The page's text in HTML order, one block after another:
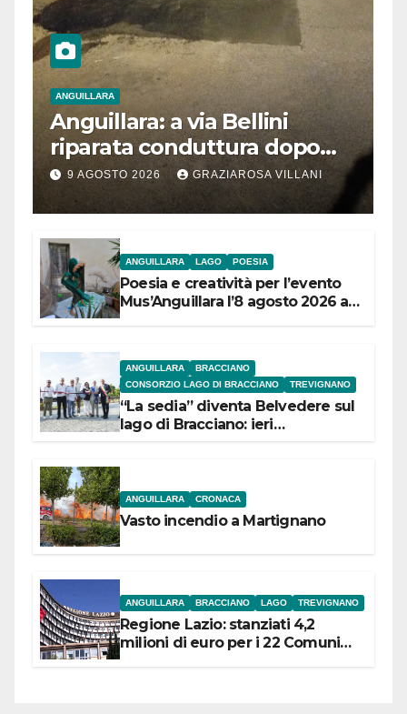
ANGUILLARA
Anguillara: a via Bellini
riparata conduttura dopo
segnalazione IdD
9 AGOSTO 2026 GRAZIAROSA VILLANI
ANGUILLARA LAGO POESIA
Poesia e creatività per l’evento
Mus’Anguillara l’8 agosto 2026 al
ANGUILLARA
BRACCIANO
CONSORZIO LAGO DI BRACCIANO
TREVIGNANO
“La sedia” diventa Belvedere sul
lago di Bracciano: ieri
ANGUILLARA CRONACA
Vasto incendio a Martignano
ANGUILLARA BRACCIANO LAGO TREVIGNANO
Regione Lazio: stanziati 4,2
milioni di euro per i 22 Comuni